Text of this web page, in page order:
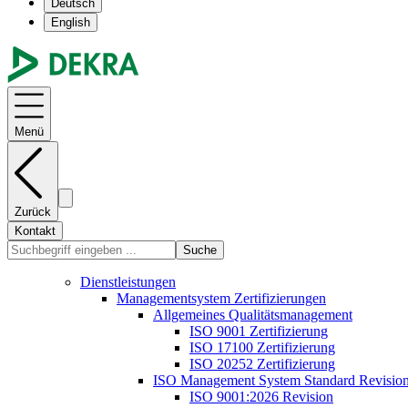
Deutsch
English
Menü
Zurück
Kontakt
Suche
Dienstleistungen
Managementsystem Zertifizierungen
Allgemeines Qualitätsmanagement
ISO 9001 Zertifizierung
ISO 17100 Zertifizierung
ISO 20252 Zertifizierung
ISO Management System Standard
ISO 9001:2026 Revision